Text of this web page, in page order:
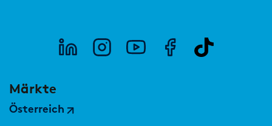
Märkte
Österreich